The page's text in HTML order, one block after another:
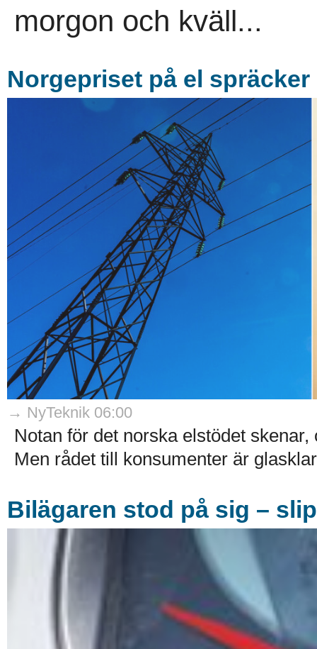
morgon och kväll...
Norgepriset på el
→ NyTeknik 06:00
Notan för det norska elstödet
Men rådet till konsumenter är
Bilägaren stod på sig –